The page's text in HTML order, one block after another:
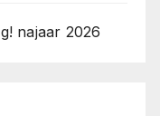
najaar 2026